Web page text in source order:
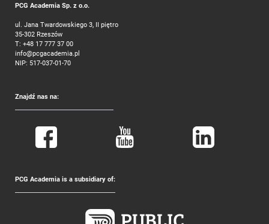
PCG Academia Sp. z o.o.
ul. Jana Twardowskiego 3, II piętro
35-302 Rzeszów
T: +48 17 777 37 00
info@pcgacademia.pl
NIP: 517-037-01-70
Znajdź nas na:
PCG Academia is a subsidiary of: